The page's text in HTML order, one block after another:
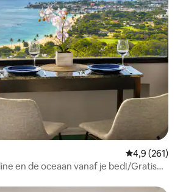
Gemiddelde
4,9 (261)
en de oceaan vanaf je bed!/Gratis